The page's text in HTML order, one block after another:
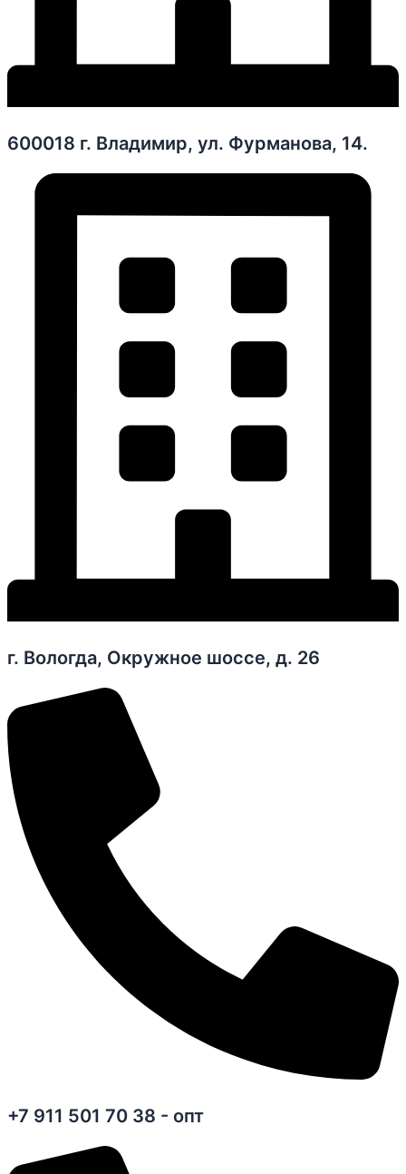
600018 г. Владимир, ул. Фурманова, 14.
г. Вологда, Окружное шоссе, д. 26
+7 911 501 70 38 - опт